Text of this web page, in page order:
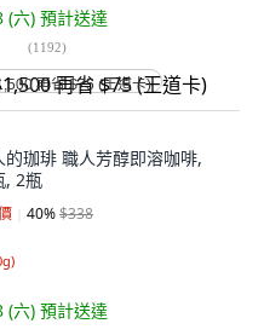
(六) 預計送達
(1192)
再省 $75 (王道卡)
的珈琲 職人芳醇即溶咖啡,
, 2瓶
40%$338
)
(六) 預計送達